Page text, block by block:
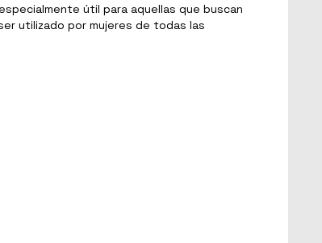
útil para aquellas que buscan
utilizado por mujeres de todas las